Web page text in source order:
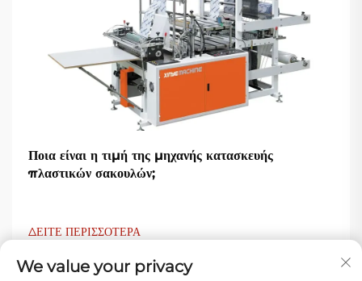
Ποια είναι η τιμή της μηχανής κατασκευής
πλαστικών σακουλών;
ΔΕΙΤΕ ΠΕΡΙΣΣΟΤΕΡΑ
We value your privacy